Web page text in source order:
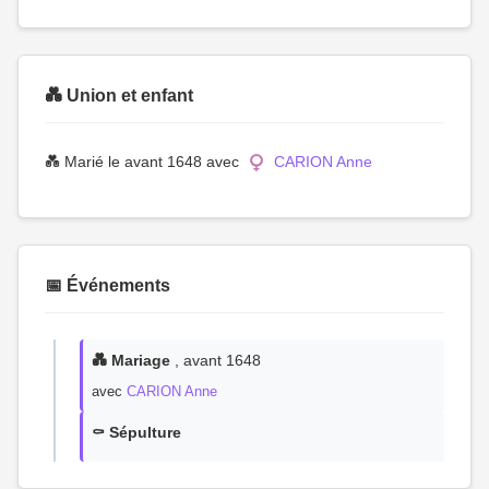
💑 Union et enfant
💑 Marié le avant 1648 avec CARION Anne
📅 Événements
💑 Mariage , avant 1648
avec CARION Anne
⚰️ Sépulture